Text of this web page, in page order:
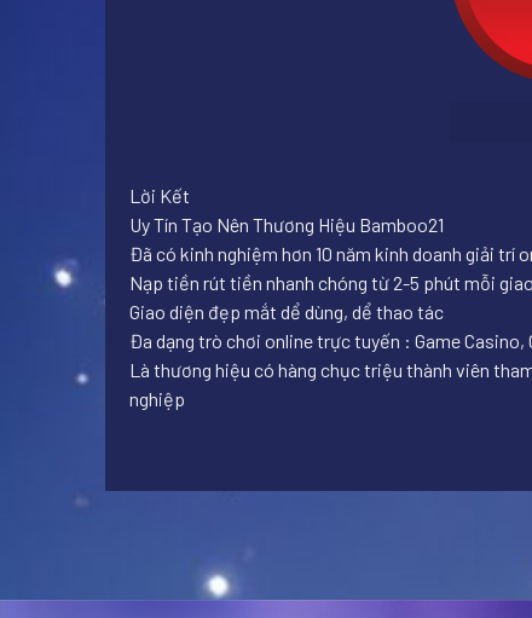
Lời Kết
Uy Tín Tạo Nên Thương Hiệu Bamboo21
Đã có kinh nghiệm hơn 10 năm kinh doanh giải trí
Nạp tiền rút tiền nhanh chóng từ 2-5 phút mỗi
Giao diện đẹp mắt dể dùng, dể thao tác
Đa dạng trò chơi online trực tuyến : Game
Là thương hiệu có hàng chục triệu thành viên
nghiệp